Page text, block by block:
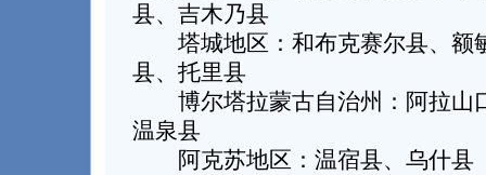
县、吉木乃县
塔城地区：和布克赛尔县、额
县、托里县
博尔塔拉蒙古自治州：阿拉山
温泉县
阿克苏地区：温宿县、乌什县